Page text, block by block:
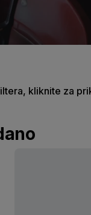
kliknite za